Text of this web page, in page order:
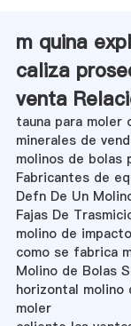
m quina
caliza
venta
tauna para moler
minerales de
molinos de bolas
Fabricantes de
Defn De Un
Fajas De
molino de
como se fabrica
Molino de Bolas
horizontal molino
moler